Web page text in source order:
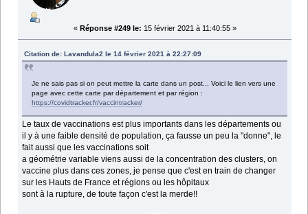
« Réponse #249 le: 15 février 2021 à 11:40:55 »
Citation de: Lavandula2 le 14 février 2021 à 22:27:09
Je ne sais pas si on peut mettre la carte dans un post... Voici le lien vers une
page avec cette carte par département et par région :
https://covidtracker.fr/vaccintracker/
Le taux de vaccinations est plus importants dans les départements ou
il y à une faible densité de population, ça fausse un peu la "donne", le
fait aussi que les vaccinations soit
a géométrie variable viens aussi de la concentration des clusters, on
vaccine plus dans ces zones, je pense que c'est en train de changer
sur les Hauts de France et régions ou les hôpitaux
sont à la rupture, de toute façon c'est la merde!!